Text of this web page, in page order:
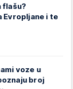
flašu?
Evropljane i te
voze u
broj